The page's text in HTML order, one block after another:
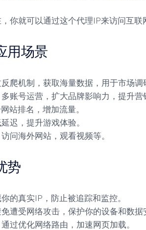
你就可以通过这个代理IP来访问互联
用场景
爬机制，获取海量数据，用于市场调
多账号运营，扩大品牌影响力，提升营
站排名，增加流量。
迟，提升游戏体验。
访问海外网站，观看视频等。
势
的真实IP，防止被追踪和监控。
遭受网络攻击，保护你的设备和数据
通过优化网络路由，加速网页加载。